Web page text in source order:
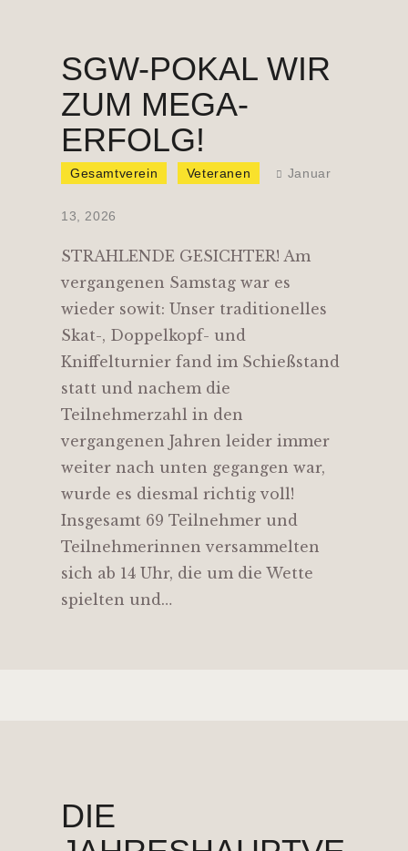
SGW-POKAL WIR
ZUM MEGA-
ERFOLG!
Gesamtverein Veteranen Januar
13, 2026
STRAHLENDE GESICHTER! Am
vergangenen Samstag war es
wieder sowit: Unser traditionelles
Skat-, Doppelkopf- und
Kniffelturnier fand im Schießstand
statt und nachem die
Teilnehmerzahl in den
vergangenen Jahren leider immer
weiter nach unten gegangen war,
wurde es diesmal richtig voll!
Insgesamt 69 Teilnehmer und
Teilnehmerinnen versammelten
sich ab 14 Uhr, die um die Wette
spielten und…
DIE